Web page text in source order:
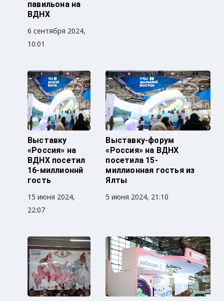
павильона на
ВДНХ
6 сентября 2024,
10:01
Выставку
«Россия» на
ВДНХ посетил
16-миллионнй
гость
15 июня 2024,
22:07
Выставку-форум
«Россия» на ВДНХ
посетила 15-
миллионная гостья из
Ялты
5 июня 2024, 21:10